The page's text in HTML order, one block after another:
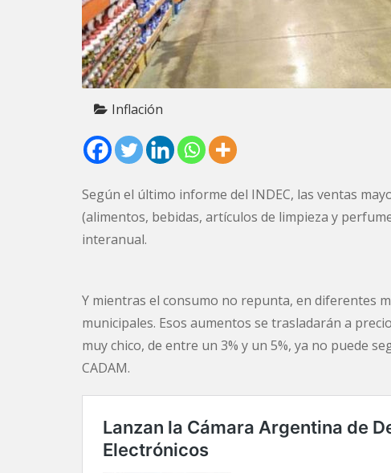
Inflación
Según el último informe del INDEC, las ventas
(alimentos, bebidas, artículos de limpieza y
interanual.
Y mientras el consumo no repunta, en diferentes
municipales. Esos aumentos se trasladarán a
muy chico, de entre un 3% y un 5%, ya no puede
CADAM.